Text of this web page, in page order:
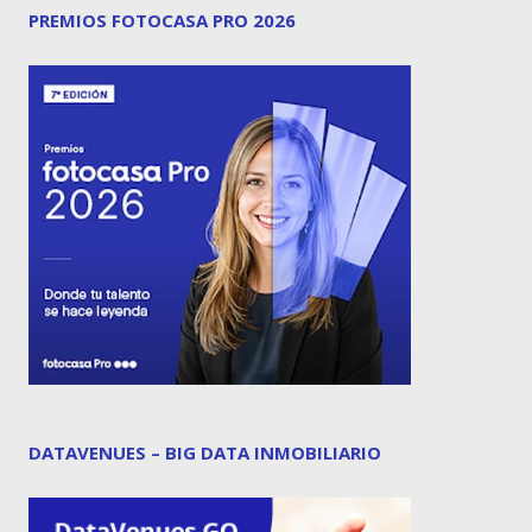
PREMIOS FOTOCASA PRO 2026
DATAVENUES – BIG DATA INMOBILIARIO